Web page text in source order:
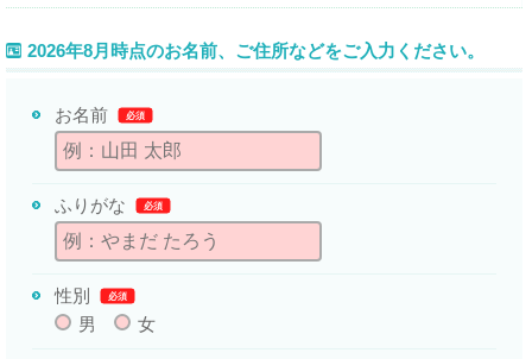
2026年8月時点のお名前、ご住所などをご入力ください。
お名前 必須
ふりがな 必須
性別 必須
男 女